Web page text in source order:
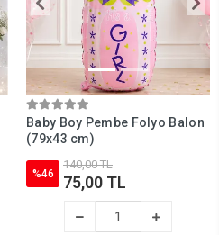
Baby Boy Pembe Folyo Balon
(79x43 cm)
%46
140,00 TL
75,00 TL